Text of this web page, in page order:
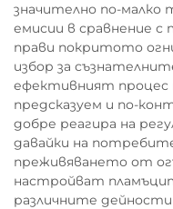
значително по-малко
емисии в сравнение
прави покритото
избор за
ефективният процес
предсказуем и по-
добре реагира на
давайки на
преживяването от
настройват
различните